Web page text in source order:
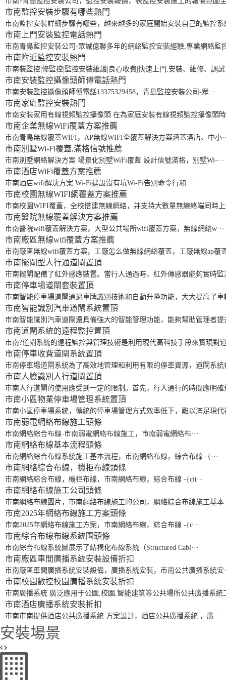
市南監控安裝步驟有哪些熱門
市南監控安裝詳細步驟有哪些，越來越多的家庭開始安裝自己的監控系
市南上門安裝監控電話熱門
市南青島監控安裝公司-眾誠億聯多年的網絡監控安裝經驗,專業網絡監
市南附近監控安裝熱門
市南裝監控|修監控|監控安裝維護|良心收費|快速上門,安裝、維修、調試
市南安裝監控攝像頭師傅電話熱門
市南安裝監控攝像頭師傅電話13375329458，青島監控安裝公司-眾···
市南家庭監控安裝熱門
市南安裝家用有線視頻監控攝像頭 在為家庭安裝有線視頻監控攝像頭時
市南企業無線WiFi覆蓋方案推薦
市南青島無線覆蓋WIFI，AP無線WIFI全覆蓋解決方案涵蓋酒店、中小
市南別墅Wi-Fi覆蓋,滿格信號推薦
市南別墅網絡解決方案 場景化別墅WiFi覆蓋 設計信號滿格，別墅Wi-···
市南酒店WiFi覆蓋方案推薦
市南酒店wifi解決方案 Wi-Fi建設沒有坑Wi-Fi告別命令行和 ···
市南校園無線WIFI網覆蓋方案推薦
市南校園WIFI覆蓋，全校搭建無線網絡，并支持大數量無線終端同時上
市南醫院無線覆蓋解決方案推薦
市南醫院wifi覆蓋解決方案，大型公共場所wifi覆蓋方案，無線網絡w···
市南廠區無線wifi覆蓋方案推薦
市南廠區無線wifi覆蓋方案，工廠怎么做無線網絡覆蓋，工廠無線ap覆蓋
市南擺閘型人行通道閘置頂
市南擺閘配備了紅外感應裝置。當行人通過時，紅外傳感器能夠實時監
市南停車場道閘套裝置頂
市南智能停車場道閘通過車牌識別技術和自動升降功能，大大提高了車
市南智能識別汽車道閘系統置頂
市南智能識別汽車道閘還具備強大的智能管理功能，能夠幫助管理者提
市南道閘系統的遠程監控置頂
市南?道閘系統的遠程監控與管理技術是利用現代高科技手段來實現對道
市南停車收費道閘系統置頂
市南停車場道閘系統為了高效地管理和利用有限的停車資源，道閘系統
市南人臉識別人行道閘置頂
市南人行道閘的使用應受到一定的限制。首先，行人通行的時間應明確
市南小區物業停車場管理系統置頂
市南小區停車場系統，傳統的停車場管理方式效率低下，難以滿足現代
市南弱電網絡布線施工頭條
市南網絡綜合布線-市南弱電網絡布線施工，市南弱電網絡布···
市南網絡布線基本流程頭條
市南網絡綜合布線系統施工基本流程，市南網絡布線，綜合布線 -{···
市南網絡綜合布線，機柜布線頭條
市南網絡綜合布線，機柜布線，市南網絡布線，綜合布線 -{cit···
市南網絡布線施工公司 頭條
市南網絡布線圖片，市南網絡布線施工的公司，網絡綜合布線施工基本
市南2025年網絡布線施工方案頭條
市南2025年網絡布線施工方案，市南網絡布線，綜合布線 -{c···
市南綜合布線布線系統圖 頭條
市南綜合布線系統圖展示了結構化布線系統（Structured Cabl···
市南廠區車間廣播系統安裝設備折扣
市南廠區車間廣播系統安裝設備，廣播系統安裝，市南公共廣播系統安
市南校園數控校園廣播系統安裝折扣
市南廣播系統 廣泛應用于公園,校園,智能建筑等公共場所公共廣播系統
市南酒店廣播系統安裝折扣
市南市南提供酒店公共廣播系統 方案設計，酒店公共廣播系統 ，廣···
安裝場景